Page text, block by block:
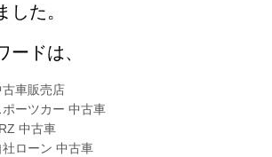
した。
ードは、
車販売店
ーツカー 中古車
中古車
ローン 中古車